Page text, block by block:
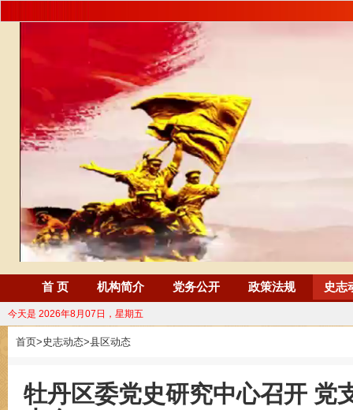
首 页 机构简介 党务公开 政策法规 史志
今天是 2026年8月07日，星期五
首页>史志动态>县区动态
牡丹区委党史研究中心召开 党